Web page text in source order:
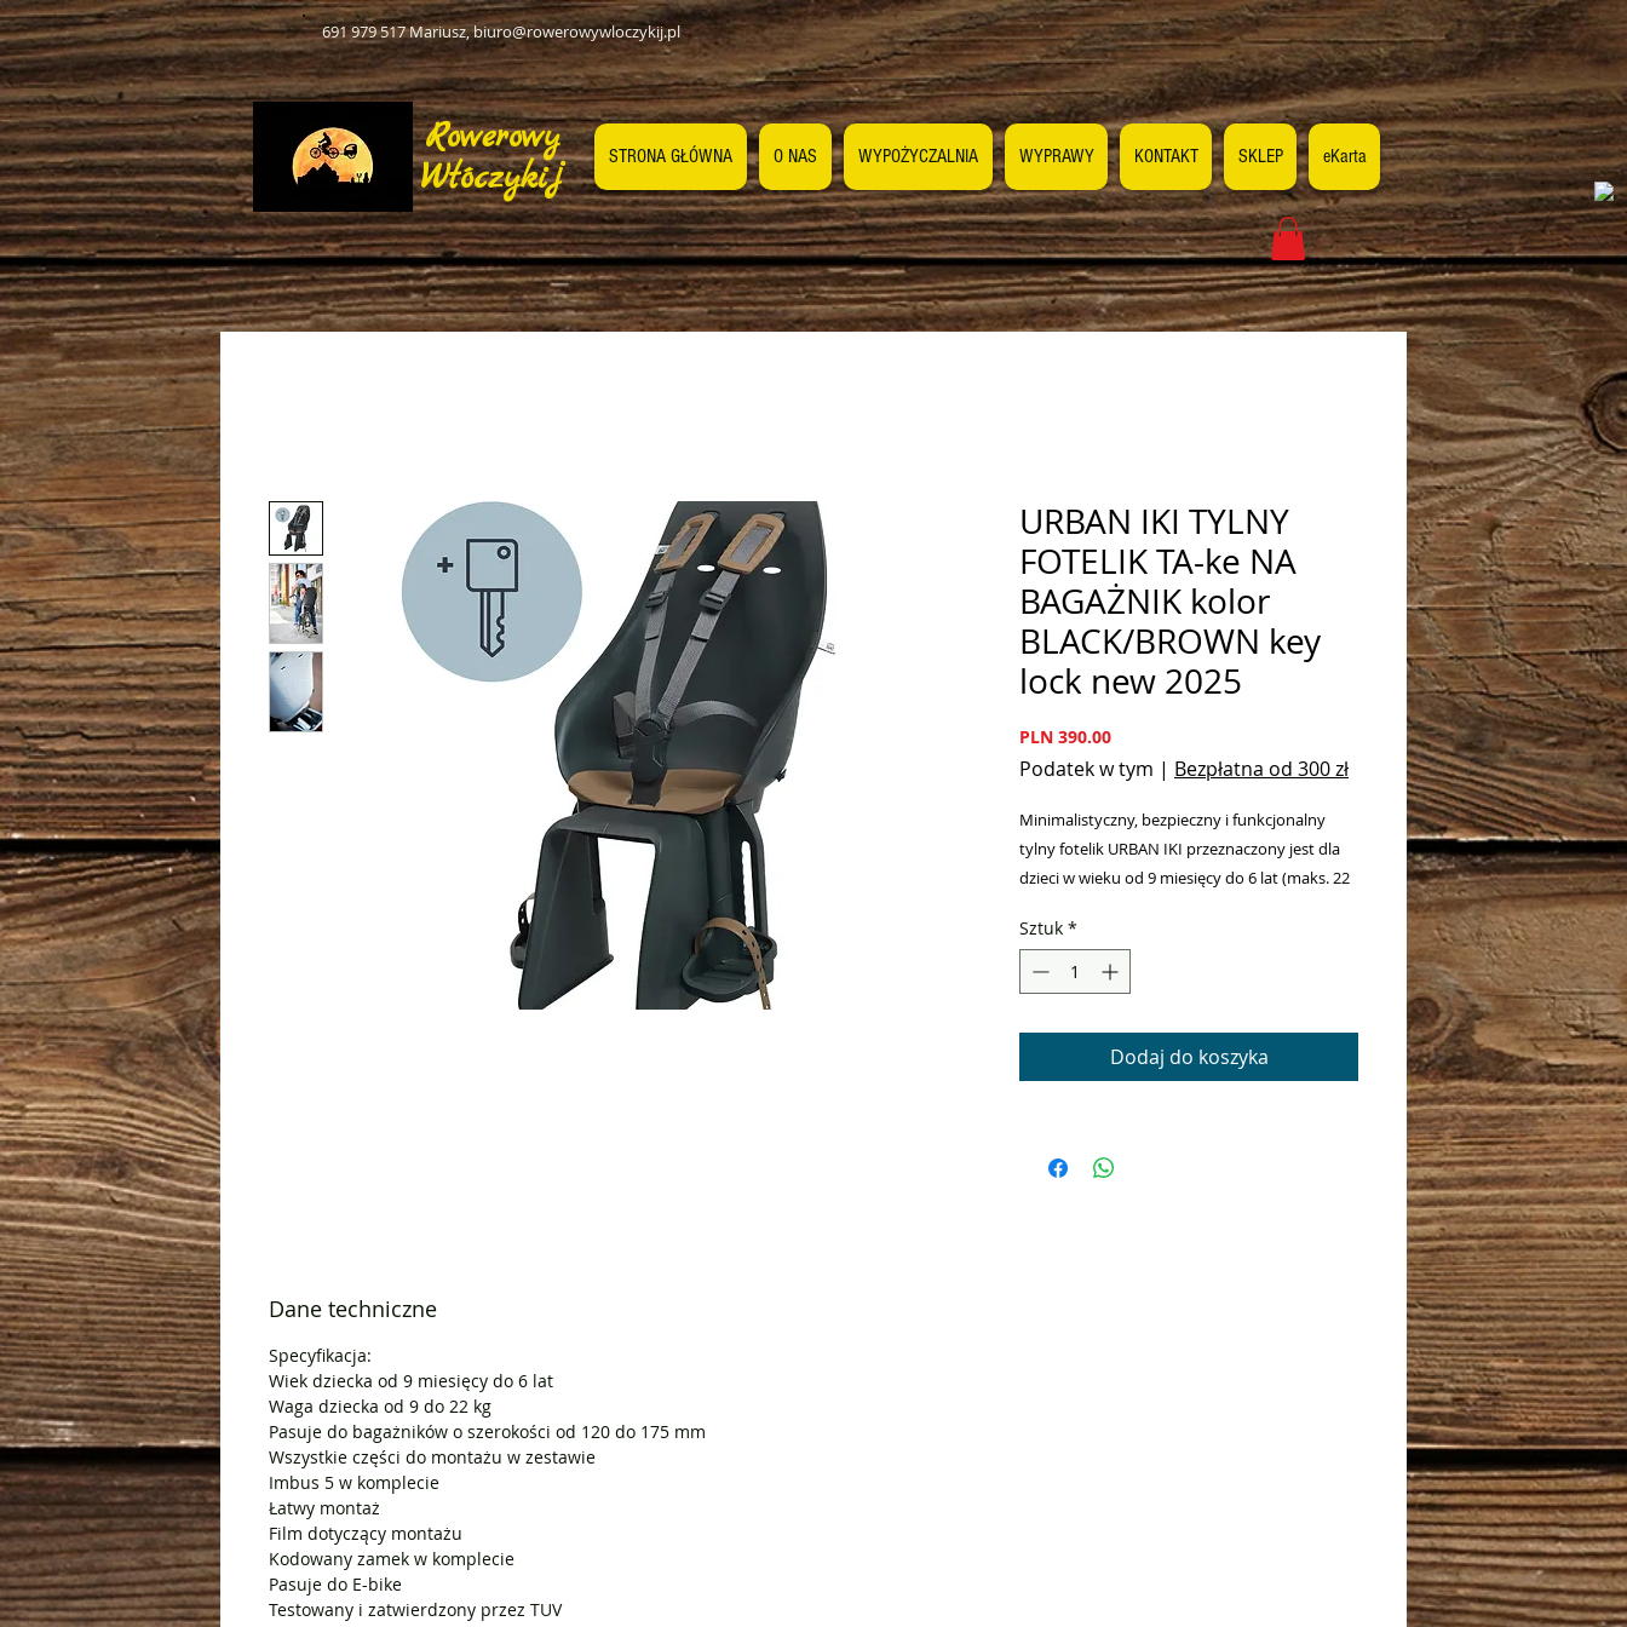
691 979 517 Mariusz,biuro@rowerowywloczykij.pl
Rowerowy
Włóczykij
STRONA GŁÓWNA O NAS WYPOŻYCZALNIA WYPRAWY KONTAKT SKLEP eKarta
URBAN IKI TYLNY
FOTELIK TA-ke NA
BAGAŻNIK kolor
BLACK/BROWN key
lock new 2025
PLN 390.00Cena
Podatek w tym | Bezpłatna od 300 zł
Minimalistyczny, bezpieczny i funkcjonalny
tylny fotelik URBAN IKI przeznaczony jest dla
dzieci w wieku od 9 miesięcy do 6 lat (maks. 22
standardowym rowerze, który wytrzyma
wskazane obciążenie. Dowiedz się wszystkiego
o specyfikacji roweru aby bezpiecznie
montażowe są dołączone do zestawu.
Dostarczoną ramę montażową można również
również oddzielnie jako akcesorium, fotelik
Sztuk *
Dodaj do koszyka
Dane techniczne
Specyfikacja:
Wiek dziecka od 9 miesięcy do 6 lat
Waga dziecka od 9 do 22 kg
Pasuje do bagażników o szerokości od 120 do 175 mm
Wszystkie części do montażu w zestawie
Imbus 5 w komplecie
Łatwy montaż
Film dotyczący montażu
Kodowany zamek w komplecie
Pasuje do E-bike
Testowany i zatwierdzony przez TUV